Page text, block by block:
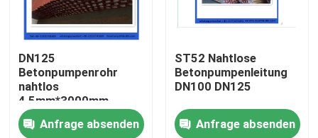
Startseite
DN125
Betonpumpenrohr
nahtlos
4,5mm*3000mm
Anfrage absenden
ST52 Nahtlose
Betonpumpenleitung
DN100 DN125
Anfrage absenden